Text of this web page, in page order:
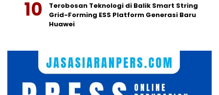
Terobosan Teknologi di Balik Smart String
Grid-Forming ESS Platform Generasi Baru
Huawei